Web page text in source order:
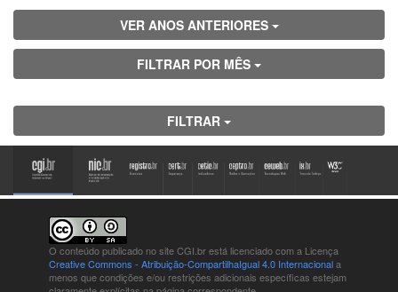
VER ANOS ANTERIORES
FILTRAR POR MÊS
FILTRAR
O conteúdo publicado no site CGI.br está licenciado com a Licença
Creative Commons - Atribuição-CompartilhaIgual 4.0 Internacionala
menos que condições e/ou restrições adicionais específicas estejam